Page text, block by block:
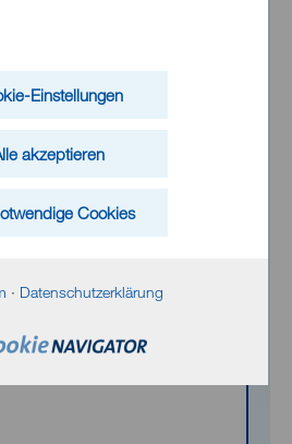
Einstellungen
akzeptieren
Cookies
· Datenschutzerklärung
0
personenbezogene
finden Sie in der